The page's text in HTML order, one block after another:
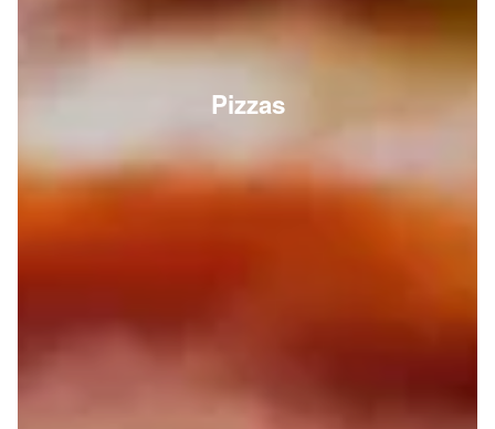
Pizzas